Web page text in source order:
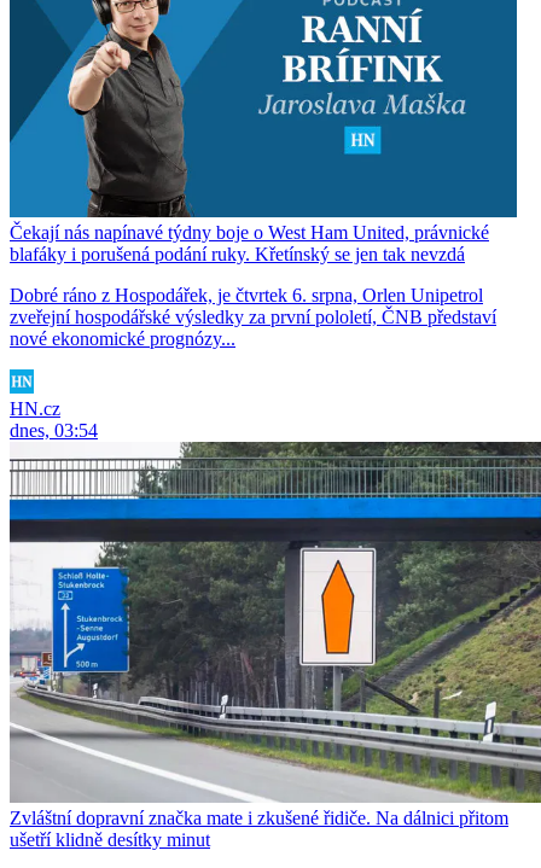
Čekají nás napínavé týdny boje o West Ham United, právnické
blafáky i porušená podání ruky. Křetínský se jen tak nevzdá
Dobré ráno z Hospodářek, je čtvrtek 6. srpna, Orlen Unipetrol
zveřejní hospodářské výsledky za první pololetí, ČNB představí
nové ekonomické prognózy...
HN.cz
dnes, 03:54
Zvláštní dopravní značka mate i zkušené řidiče. Na dálnici přitom
ušetří klidně desítky minut